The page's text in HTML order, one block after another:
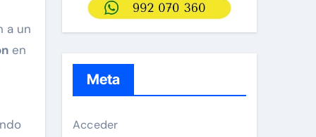
a un
en
Meta
Acceder